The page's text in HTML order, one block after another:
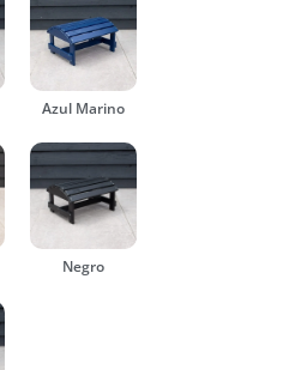
Azul Marino
Negro